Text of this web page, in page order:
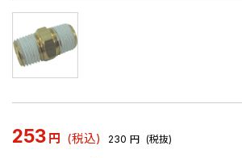
253 円 (税込) 230 円 (税抜)